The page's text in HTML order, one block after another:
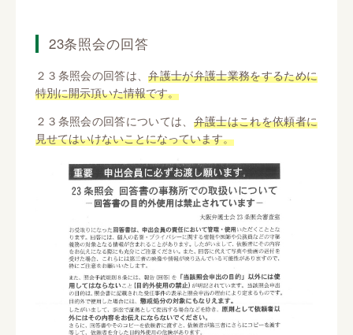
23条照会の回答
２３条照会の回答は、弁護士が弁護士業務をするために
特別に開示頂いた情報です。
２３条照会の回答については、 弁護士はこれを依頼者に
見せてはいけないことになっています。